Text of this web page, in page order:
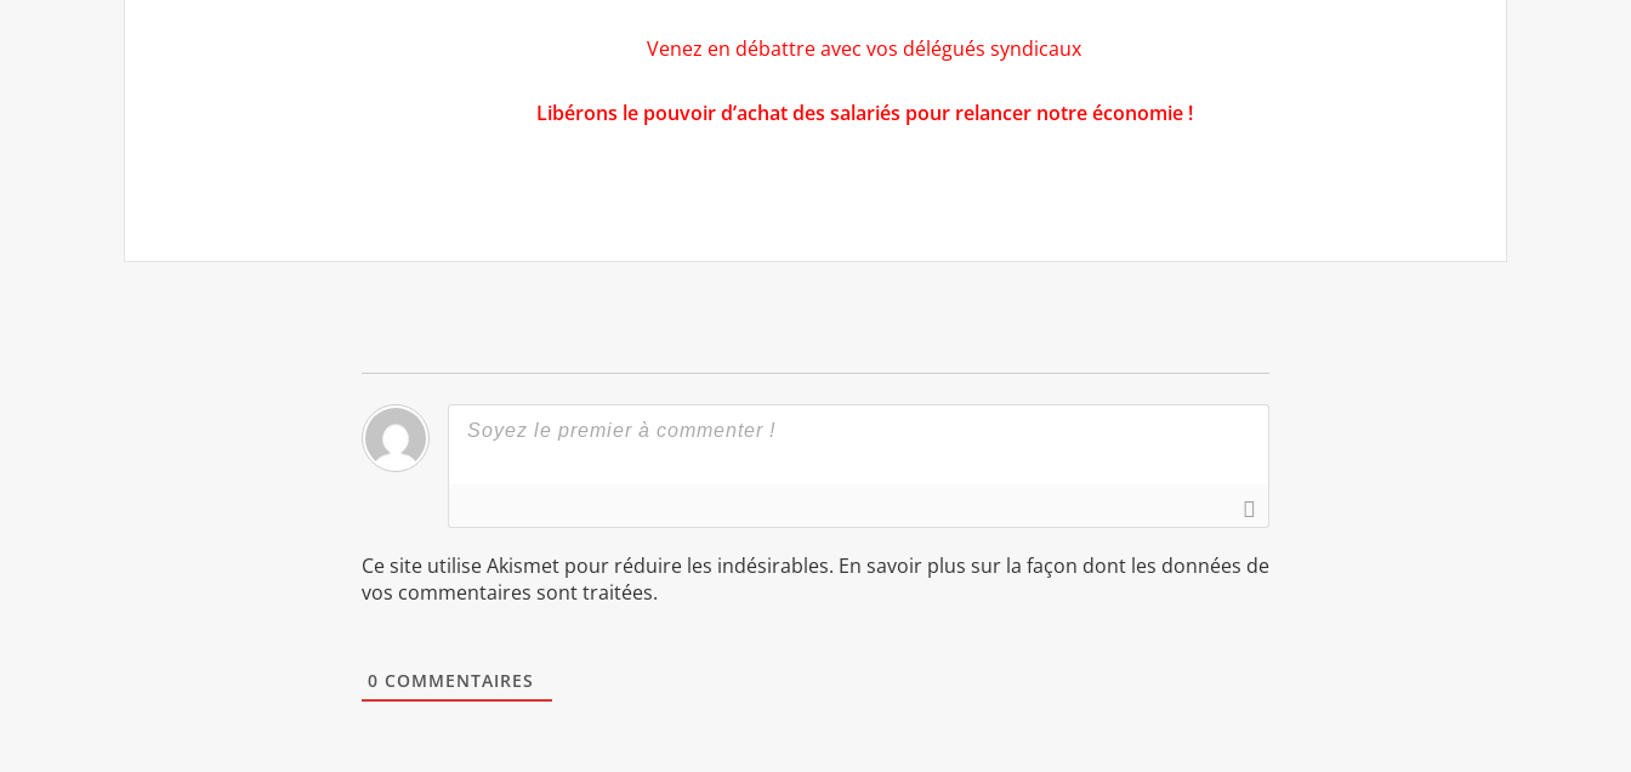
Venez en débattre avec vos délégués syndicaux
Libérons le pouvoir d’achat des salariés pour relancer notre économie !
Ce site utilise Akismet pour réduire les indésirables. En savoir plus sur la façon dont les données de
vos commentaires sont traitées.
0 COMMENTAIRES